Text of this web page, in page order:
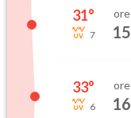
31°
7
ore
15
33°
6
ore
16